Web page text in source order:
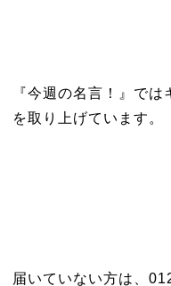
『今週の名言！』で
を取り上げています。
届いていない方は、